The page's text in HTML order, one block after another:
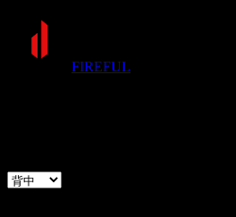
FIREFUL